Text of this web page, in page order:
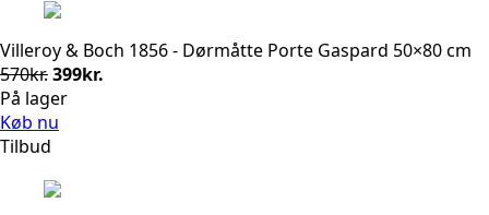
Villeroy & Boch 1856 - Dørmåtte Porte Gaspard 50×80 cm
570kr.Den
oprindelige
pris
399kr.
På lager
Køb nu
Tilbud